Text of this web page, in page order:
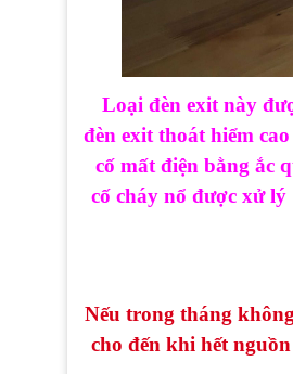
Loại đèn exit này
đèn exit thoát hiểm cao
cố mất điện bằng ắc
cố cháy nổ được xử
Nếu trong tháng
cho đến khi hết